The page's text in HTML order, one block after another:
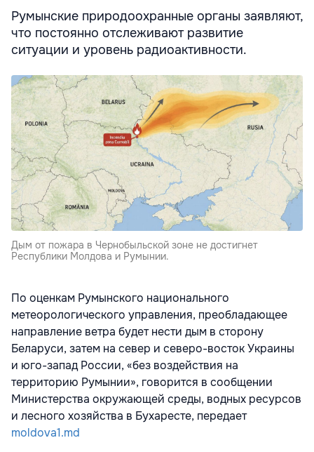
Румынские природоохранные органы заявляют,
что постоянно отслеживают развитие
ситуации и уровень радиоактивности.
Дым от пожара в Чернобыльской зоне не достигнет
Республики Молдова и Румынии.
По оценкам Румынского национального
метеорологического управления, преобладающее
направление ветра будет нести дым в сторону
Беларуси, затем на север и северо-восток Украины
и юго-запад России, «без воздействия на
территорию Румынии», говорится в сообщении
Министерства окружающей среды, водных ресурсов
и лесного хозяйства в Бухаресте, передает
moldova1.md